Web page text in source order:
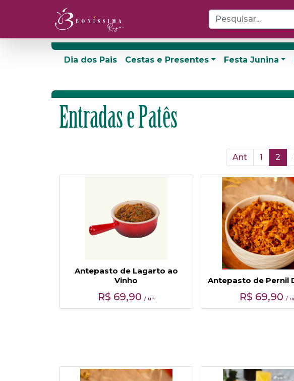
Dia dos Pais Cestas e Presentes Festa Junina
Entradas e Patês
Ant 1 2
Antepasto de Lagarto ao
Vinho
R$ 69,90 / un
Antepasto de Pernil
R$ 69,90 /